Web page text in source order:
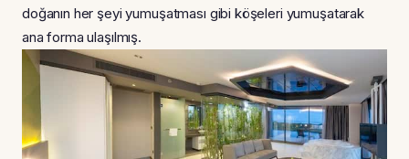
doğanın her şeyi yumuşatması gibi köşeleri yumuşatarak
ana forma ulaşılmış.